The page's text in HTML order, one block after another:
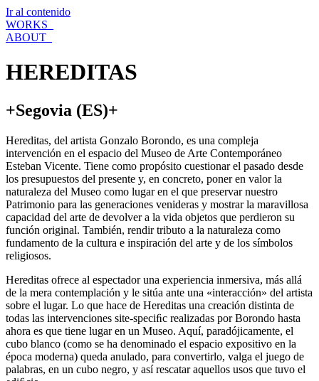
Ir al contenido
WORKS_
ABOUT_
HEREDITAS
+Segovia (ES)+
Hereditas, del artista Gonzalo Borondo, es una compleja
intervención en el espacio del Museo de Arte Contemporáneo
Esteban Vicente. Tiene como propósito cuestionar el pasado desde
los presupuestos del presente y, en concreto, poner en valor la
naturaleza del Museo como lugar en el que preservar nuestro
Patrimonio para las generaciones venideras y mostrar la maravillosa
capacidad del arte de devolver a la vida objetos que perdieron su
función original. También, rendir tributo a la naturaleza como
fundamento de la cultura e inspiración del arte y de los símbolos
religiosos.
Hereditas ofrece al espectador una experiencia inmersiva, más allá
de la mera contemplación y le sitúa ante una «interacción» del artista
sobre el lugar. Lo que hace de Hereditas una creación distinta de
todas las intervenciones site-speciﬁc realizadas por Borondo hasta
ahora es que tiene lugar en un Museo. Aquí, paradójicamente, el
cubo blanco (como se ha denominado el espacio expositivo en la
época moderna) queda anulado, para convertirlo, valga el juego de
palabras, en un cubo negro, y así rescatar aquellos usos que tuvo el